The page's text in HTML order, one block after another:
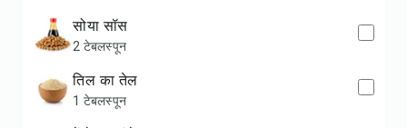
सोया सॉस
2 टेबलस्पून
तिल का तेल
1 टेबलस्पून